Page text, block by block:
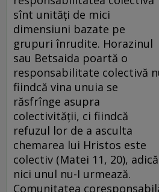
sînt unități de mici
dimensiuni bazate pe
grupuri înrudite. Horazinul
sau Betsaida poartă o
responsabilitate colectivă
fiindcă vina unuia se
răsfrînge asupra
colectivității, ci fiindcă
refuzul lor de a asculta
chemarea lui Hristos este
colectiv (Matei 11, 20), adică
nici unul nu-I urmează.
Comunitatea